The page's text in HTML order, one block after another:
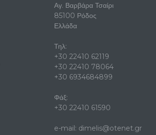
Αγ. Βαρβάρα Τσαίρι
85100 Ρόδος
Ελλάδα
Τηλ:
+30 22410 62119
+30 22410 78064
+30 6934684899
Φάξ:
+30 22410 61590
e-mail: dimelis@otenet.gr